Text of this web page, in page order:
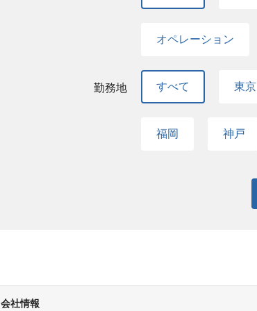
オペレーション
勤務地 すべて 東京
福岡 神戸
会社情報